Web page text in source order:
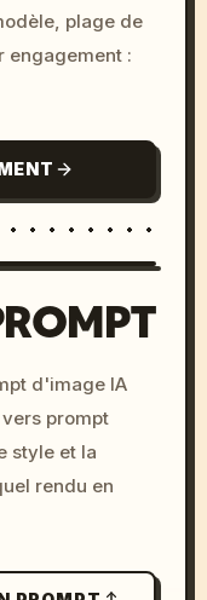
plage de
engagement :
sunset, neon
8k --v 6.0
d'image IA
prompt
style et la
rendu en